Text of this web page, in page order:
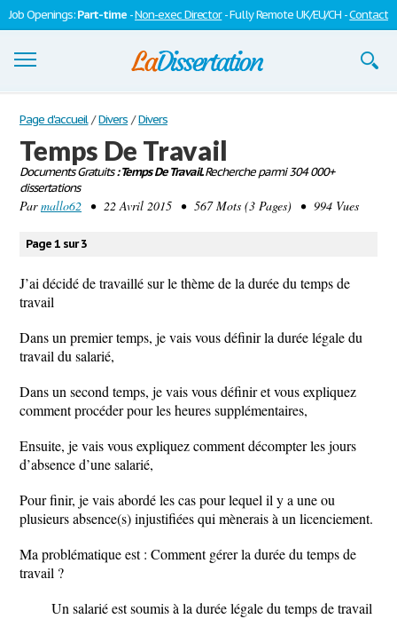
Job Openings:Part-time -Non-exec Director- Fully Remote UK/EU/CH -Contact
Dissertations
S'inscrire
Se connecter
Page d'accueil / Divers / Divers
Temps De Travail
Documents Gratuits: Temps De Travail.Recherche parmi 304 000+
dissertations
Parmallo62 • 22 Avril 2015 • 567 Mots (3 Pages) • 994 Vues
Page 1 sur 3
J’ai décidé de travaillé sur le thème de la durée du temps de
travail
Dans un premier temps, je vais vous définir la durée légale du
travail du salarié,
Dans un second temps, je vais vous définir et vous expliquez
comment procéder pour les heures supplémentaires,
Ensuite, je vais vous expliquez comment décompter les jours
d’absence d’une salarié,
Pour finir, je vais abordé les cas pour lequel il y a une ou
plusieurs absence(s) injustifiées qui mènerais à un licenciement.
Ma problématique est : Comment gérer la durée du temps de
travail ?
Un salarié est soumis à la durée légale du temps de travail